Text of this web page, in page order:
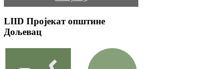
LIID Пројекат општине
Дољевац